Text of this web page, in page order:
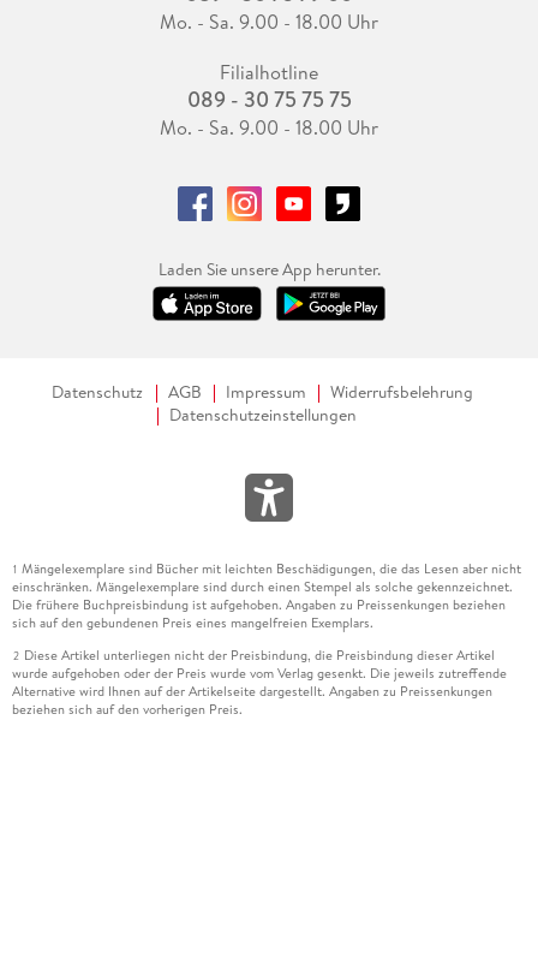
Mo. - Sa. 9.00 - 18.00 Uhr
Filialhotline
089 - 30 75 75 75
Mo. - Sa. 9.00 - 18.00 Uhr
Laden Sie unsere App herunter.
Datenschutz AGB Impressum
Widerrufsbelehrung
Datenschutzeinstellungen
1 Mängelexemplare sind Bücher mit leichten Beschädigungen, die das Lesen aber nicht
einschränken. Mängelexemplare sind durch einen Stempel als solche gekennzeichnet.
Die frühere Buchpreisbindung ist aufgehoben. Angaben zu Preissenkungen beziehen
sich auf den gebundenen Preis eines mangelfreien Exemplars.
2 Diese Artikel unterliegen nicht der Preisbindung, die Preisbindung dieser Artikel
wurde aufgehoben oder der Preis wurde vom Verlag gesenkt. Die jeweils zutreffende
Alternative wird Ihnen auf der Artikelseite dargestellt. Angaben zu Preissenkungen
beziehen sich auf den vorherigen Preis.